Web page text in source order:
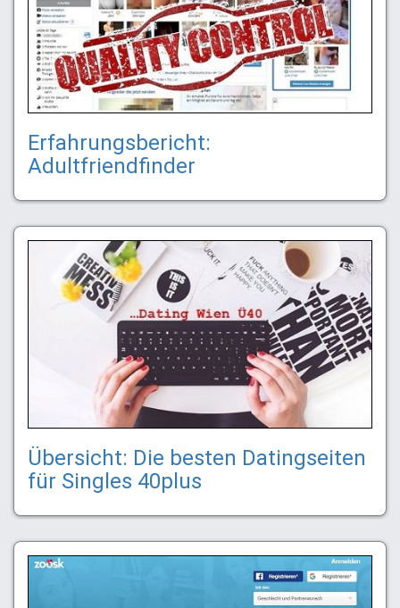
Erfahrungsbericht:
Adultfriendfinder
Übersicht: Die besten Datingseiten
für Singles 40plus